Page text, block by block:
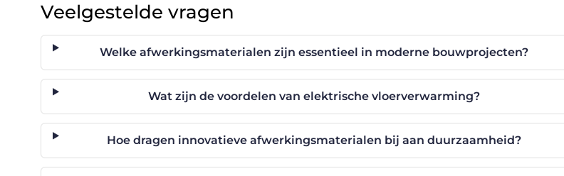
Veelgestelde vragen
Welke afwerkingsmaterialen zijn essentieel in moderne bouwprojecten?
Wat zijn de voordelen van elektrische vloerverwarming?
Hoe dragen innovatieve afwerkingsmaterialen bij aan duurzaamheid?